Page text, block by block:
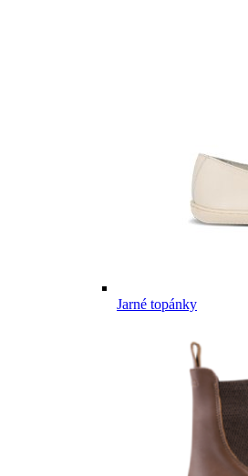
Jarné topánky